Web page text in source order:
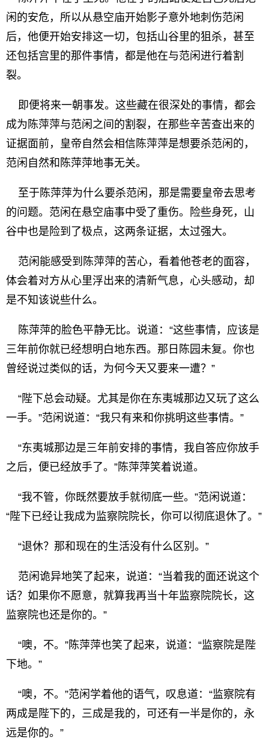
闲的安危，所以从悬空庙开始影子意外地刺伤范闲
后，他便开始安排这一切，包括山谷里的狙杀，甚至
还包括宫里的那件事情，都是他在与范闲进行着割
裂。
即便将来一朝事发。这些藏在很深处的事情，都会
成为陈萍萍与范闲之间的割裂，在那些辛苦查出来的
证据面前，皇帝自然会相信陈萍萍是想要杀范闲的，
范闲自然和陈萍萍地事无关。
至于陈萍萍为什么要杀范闲，那是需要皇帝去思考
的问题。范闲在悬空庙事中受了重伤。险些身死，山
谷中也是险到了极点，这两条证据，太过强大。
范闲能感受到陈萍萍的苦心，看着他苍老的面容，
体会着对方从心里浮出来的清新气息，心头感动，却
是不知该说些什么。
陈萍萍的脸色平静无比。说道：“这些事情，应该是
三年前你就已经想明白地东西。那日陈园未复。你也
曾经说过类似的话，为何今天又要来一遭？”
“陛下总会动疑。尤其是你在东夷城那边又玩了这么
一手。”范闲说道：“我只有来和你挑明这些事情。”
“东夷城那边是三年前安排的事情，我自答应你放手
之后，便已经放手了。”陈萍萍笑着说道。
“我不管，你既然要放手就彻底一些。”范闲说道：
“陛下已经让我成为监察院院长，你可以彻底退休了。”
“退休？那和现在的生活没有什么区别。”
范闲诡异地笑了起来，说道：“当着我的面还说这个
话？如果你不愿意，就算我再当十年监察院院长，这
监察院也还是你的。”
“噢，不。”陈萍萍也笑了起来，说道：“监察院是陛
下地。”
“噢，不。”范闲学着他的语气，叹息道：“监察院有
两成是陛下的，三成是我的，可还有一半是你的，永
远是你的。”